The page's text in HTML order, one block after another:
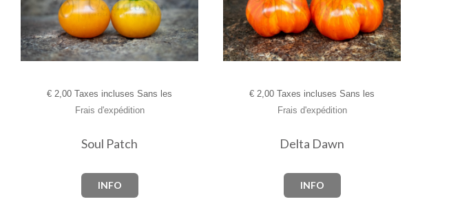
€ 2,00 Taxes incluses Sans les
Frais d'expédition
Soul Patch
INFO
€ 2,00 Taxes incluses Sans les
Frais d'expédition
Delta Dawn
INFO